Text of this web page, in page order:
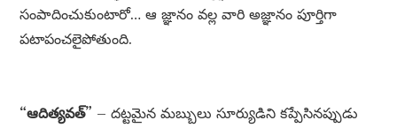
సంపాదించుకుంటారో… ఆ జ్ఞానం వల్ల వారి అజ్ఞానం పూర్తిగా
పటాపంచలైపోతుంది.
“ఆదిత్యవత్” – దట్టమైన మబ్బులు సూర్యుడిని కప్పేసినప్పుడు